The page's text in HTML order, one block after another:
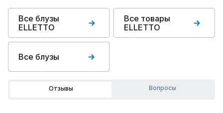
Все блузы
ELLETTO
Все товары
ELLETTO
Все блузы
Отзывы Вопросы